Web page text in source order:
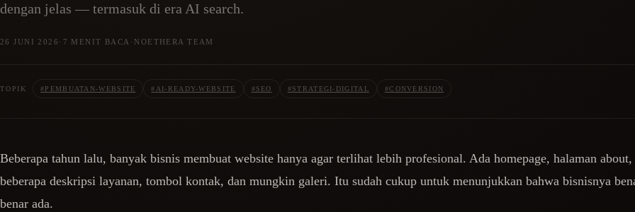
dengan jelas — termasuk di era AI search.
26 JUNI 2026 · 7 MENIT BACA · NOETHERA TEAM
TOPIK #PEMBUATAN-WEBSITE # AI-READY-WEBSITE #SEO #STRATEGI-DIGITAL #CONVERSION
Beberapa tahun lalu, banyak bisnis membuat website hanya agar terlihat lebih profesional. Ada homepage, halaman about,
beberapa deskripsi layanan, tombol kontak, dan mungkin galeri. Itu sudah cukup untuk menunjukkan bahwa bisnisnya
benar ada.